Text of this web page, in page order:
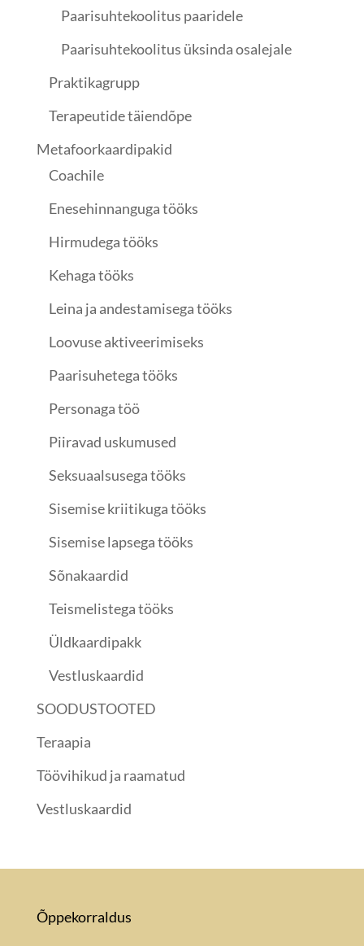
Paarisuhtekoolitus paaridele
Paarisuhtekoolitus üksinda osalejale
Praktikagrupp
Terapeutide täiendõpe
Metafoorkaardipakid
Coachile
Enesehinnanguga tööks
Hirmudega tööks
Kehaga tööks
Leina ja andestamisega tööks
Loovuse aktiveerimiseks
Paarisuhetega tööks
Personaga töö
Piiravad uskumused
Seksuaalsusega tööks
Sisemise kriitikuga tööks
Sisemise lapsega tööks
Sõnakaardid
Teismelistega tööks
Üldkaardipakk
Vestluskaardid
SOODUSTOOTED
Teraapia
Töövihikud ja raamatud
Vestluskaardid
Õppekorraldus